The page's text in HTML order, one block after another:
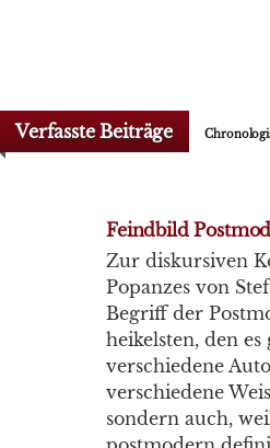
Verfasste Beiträge
Feindbild
Zur diskursiven
Popanzes von
Begriff der
heikelsten, den
verschiedene
verschiedene
sondern auch,